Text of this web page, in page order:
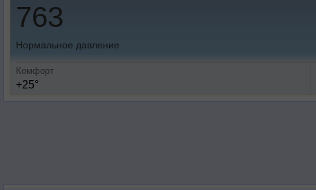
763
Нормальное давление
Комфорт
+25°